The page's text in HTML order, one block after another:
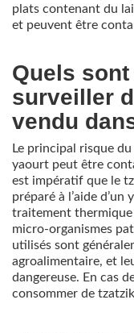
plats contenant du
et peuvent être
Quels
surveiller
vendu
Le principal risque
yaourt peut être
est impératif que le
préparé à l’aide
traitement thermique
micro-organismes
utilisés sont
agroalimentaire, et
dangereuse. En cas
consommer de